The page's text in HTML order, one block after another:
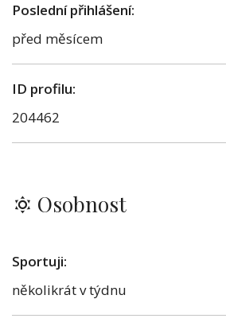
Poslední přihlášení:
před měsícem
ID profilu:
204462
Osobnost
Sportuji:
několikrát v týdnu